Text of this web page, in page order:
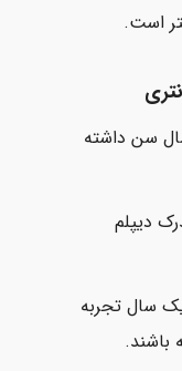
است.
باید بین ۱۸ تا ۵۵ سال سن داشته
دیپلم
سال تجربه